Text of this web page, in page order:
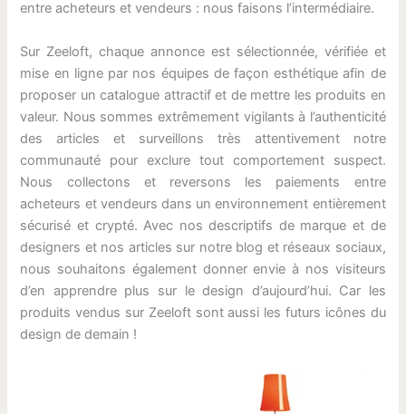
entre acheteurs et vendeurs : nous faisons l’intermédiaire.
Sur Zeeloft, chaque annonce est sélectionnée, vérifiée et
mise en ligne par nos équipes de façon esthétique afin de
proposer un catalogue attractif et de mettre les produits en
valeur. Nous sommes extrêmement vigilants à l’authenticité
des articles et surveillons très attentivement notre
communauté pour exclure tout comportement suspect.
Nous collectons et reversons les paiements entre
acheteurs et vendeurs dans un environnement entièrement
sécurisé et crypté. Avec nos descriptifs de marque et de
designers et nos articles sur notre blog et réseaux sociaux,
nous souhaitons également donner envie à nos visiteurs
d’en apprendre plus sur le design d’aujourd’hui. Car les
produits vendus sur Zeeloft sont aussi les futurs icônes du
design de demain !